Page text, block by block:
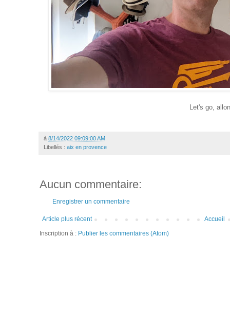
Let's go,
à 8/14/2022 09:09:00 AM
Libellés : aix en provence
Aucun commentaire:
Enregistrer un commentaire
Article plus récent
Accueil
Inscription à : Publier les commentaires (Atom)